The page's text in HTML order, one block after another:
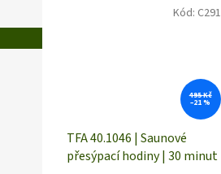
495 Kč
–21 %
TFA 40.1046 | Saunové
přesýpací hodiny | 30 minut
Kód: C291